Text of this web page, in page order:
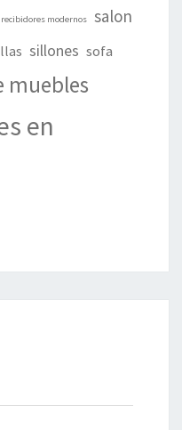
recibidores modernos salon
sillones sofa
muebles
en